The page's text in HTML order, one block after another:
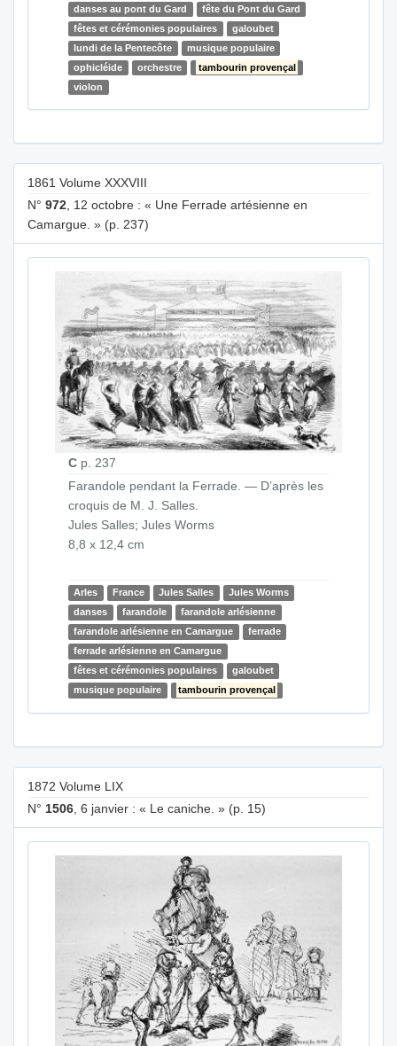
danses au pont du Gard
fête du Pont du Gard
fêtes et cérémonies populaires
galoubet
lundi de la Pentecôte
musique populaire
ophicléide
orchestre
tambourin provençal
violon
1861 Volume XXXVIII
N° 972, 12 octobre : « Une Ferrade artésienne en
Camargue. » (p. 237)
C p. 237
Farandole pendant la Ferrade. — D’après les
croquis de M. J. Salles.
Jules Salles; Jules Worms
8,8 x 12,4 cm
Arles France Jules Salles
Jules Worms
danses
farandole
farandole arlésienne
farandole arlésienne en Camargue
ferrade
ferrade arlésienne en Camargue
fêtes et cérémonies populaires
galoubet
musique populaire
tambourin provençal
1872 Volume LIX
N° 1506, 6 janvier : « Le caniche. » (p. 15)